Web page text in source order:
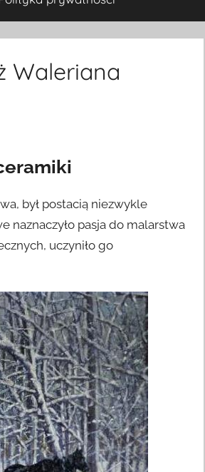
Waleriana
był postacią niezwykle
naznaczyło pasja do malarstwa
uczyniło go